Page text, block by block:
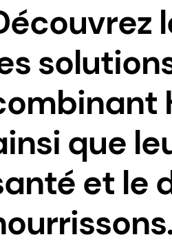
que
et le